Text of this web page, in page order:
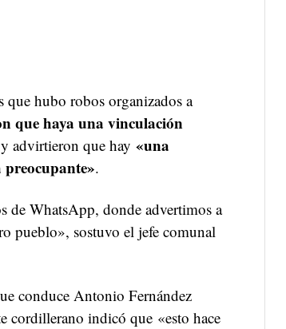
que hubo robos organizados a
que haya una vinculación
advirtieron que hay «una
.
de WhatsApp, donde advertimos a
pueblo», sostuvo el jefe comunal
conduce Antonio Fernández
indicó que «esto hace